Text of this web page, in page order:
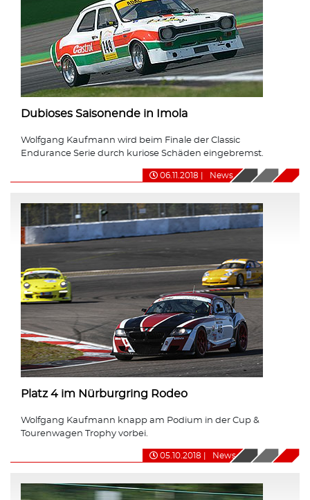
Dubioses Saisonende in Imola
Wolfgang Kaufmann wird beim Finale der Classic
Endurance Serie durch kuriose Schäden eingebremst.
06.11.2018 News
Platz 4 im Nürburgring Rodeo
Wolfgang Kaufmann knapp am Podium in der Cup &
Tourenwagen Trophy vorbei.
05.10.2018 News